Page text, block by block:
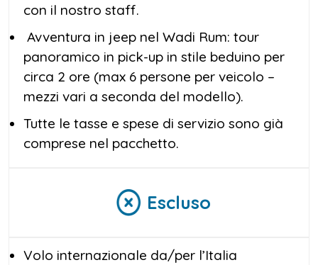
con il nostro staff.
Avventura in jeep nel Wadi Rum: tour
panoramico in pick-up in stile beduino per
circa 2 ore (max 6 persone per veicolo –
mezzi vari a seconda del modello).
Tutte le tasse e spese di servizio sono già
comprese nel pacchetto.
Escluso
Volo internazionale da/per l’Italia